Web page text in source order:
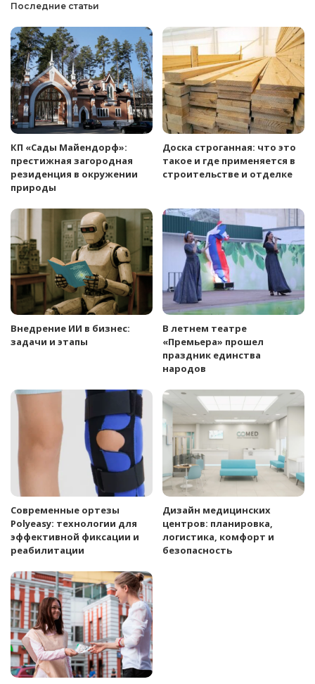
Последние статьи
КП «Сады Майендорф»:
престижная загородная
резиденция в окружении
природы
Доска строганная: что это
такое и где применяется в
строительстве и отделке
Внедрение ИИ в бизнес:
задачи и этапы
В летнем театре
«Премьера» прошел
праздник единства
народов
Современные ортезы
Polyeasy: технологии для
эффективной фиксации и
реабилитации
Дизайн медицинских
центров: планировка,
логистика, комфорт и
безопасность